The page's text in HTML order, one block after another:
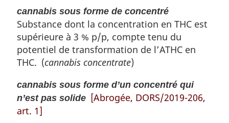
cannabis sous forme de concentré
Substance dont la concentration en THC est
supérieure à 3 % p/p, compte tenu du
potentiel de transformation de l’ATHC en
THC. (cannabis concentrate)
cannabis sous forme d’un concentré qui
n’est pas solide [Abrogée, DORS/2019-206,
art. 1]